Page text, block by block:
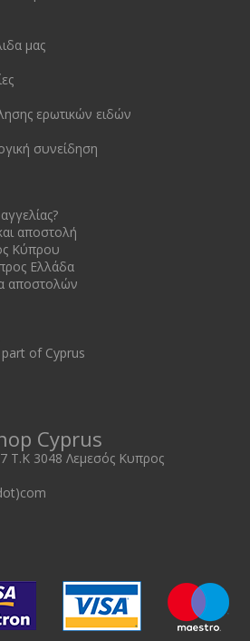
μας
ερωτικών ειδών
συνείδηση
αποστολή
Κύπρου
Ελλάδα
αποστολών
of Cyprus
Cyprus
Τ.Κ 3048 Λεμεσός Κυπρος